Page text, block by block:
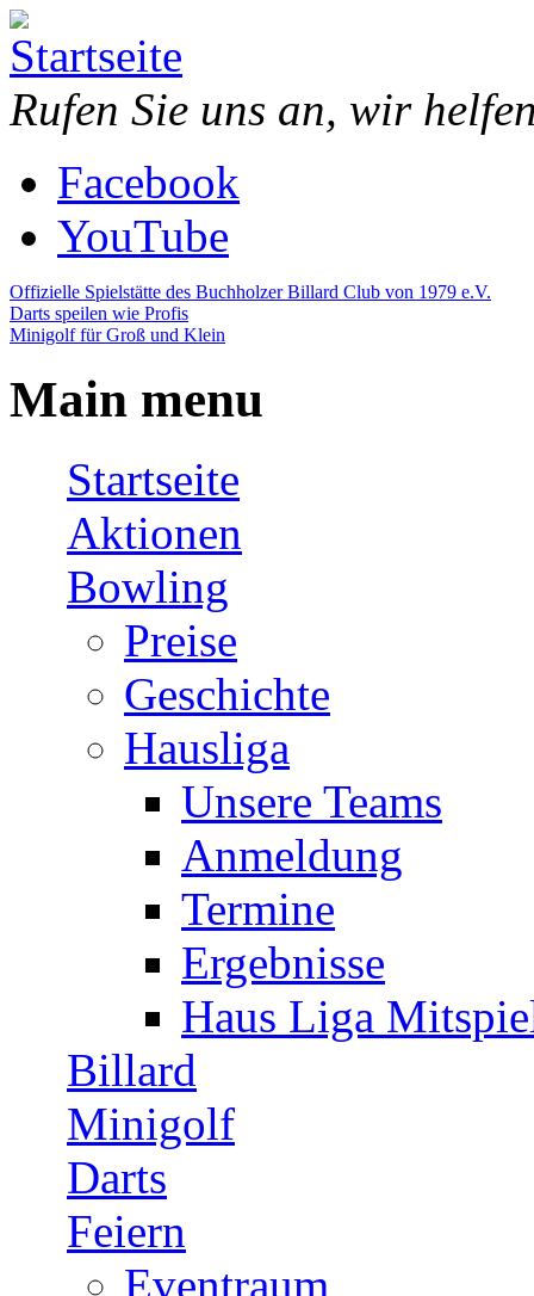
Direkt zum Inhalt
Piazza
Bowling
Center
Bowling,
Billard,
Minigolf,
Restaurant,
Eventraum
Rufen Sie uns an, wir
Facebook
YouTube
Offizielle Spielstätte des Buchholzer Billard Club von 1979 e.V.
Darts speilen wie Profis
Minigolf für Groß und Klein
Main menu
Startseite
Aktionen
Bowling
Preise
Geschichte
Hausliga
Unsere Teams
Anmeldung
Termine
Ergebnisse
Haus Liga
Billard
Minigolf
Darts
Feiern
Eventraum